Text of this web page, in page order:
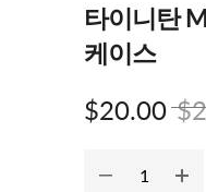
타이니탄
케이스
$20.00